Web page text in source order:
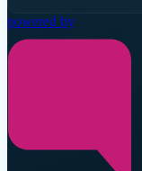
powered by